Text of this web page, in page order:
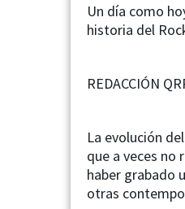
Un día como
historia del
REDACCIÓN
La evolución
que a veces no
haber grabado
otras